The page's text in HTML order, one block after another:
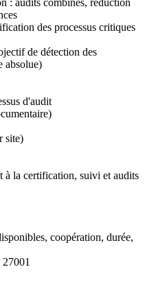
: audits combinés, réduction
des processus critiques
de détection des
absolue)
d'audit
site)
à la certification, suivi et audits
coopération, durée,